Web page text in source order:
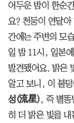
어두운 밤이 한순
요? 천둥이 연달
간에는 주변의 모
일 밤 11시, 일본
발견됐어요. 밝은
알고 보니, 이 불
성(流星) , 즉 별똥
히 더 밝은 빛을